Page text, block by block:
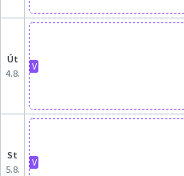
út
4.8.
V
st
5.8.
V